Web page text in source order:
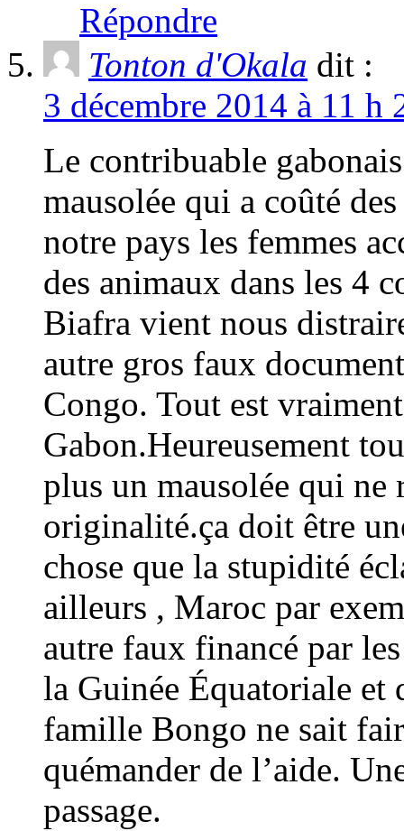
Répondre
Tonton d'Okala dit :
3 décembre 2014 à 11
Le contribuable
mausolée qui a coûté
notre pays les femmes
des animaux dans les 4
Biafra vient nous
autre gros faux
Congo. Tout est
Gabon.Heureusement
plus un mausolée qui ne
originalité.ça doit être
chose que la stupidité
ailleurs , Maroc par
autre faux financé par
la Guinée Équatoriale et
famille Bongo ne sait
quémander de l’aide.
passage.